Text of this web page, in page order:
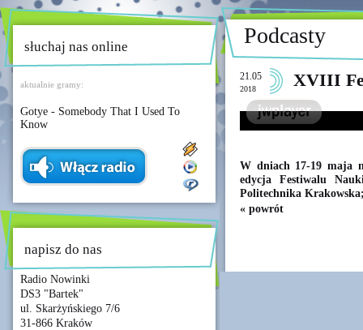
słuchaj nas online
aktualnie gramy:
Gotye - Somebody That I Used To
Know
napisz do nas
Radio Nowinki
DS3 "Bartek"
ul. Skarżyńskiego 7/6
31-866 Kraków
Podcasty
21.05
2018 XVIII
W dniach 17-19 maja
edycja Festiwalu
Politechnika
« powrót